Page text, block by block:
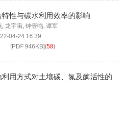
性与碳水利用效率的影响
, 龙宇宙, 钟壹鸣, 谭军
04-24 16:39
[PDF 946KB](58)
用方式对土壤碳、氮及酶活性的